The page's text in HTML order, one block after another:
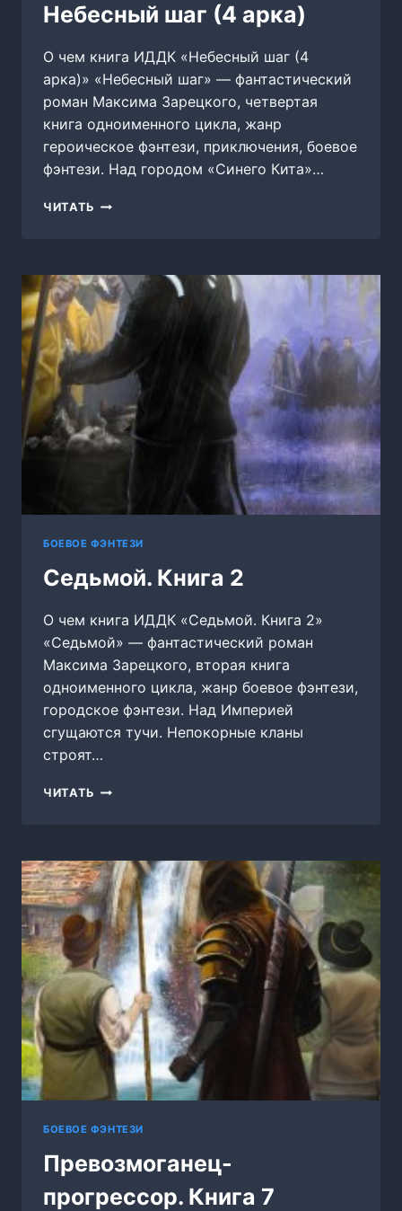
Небесный шаг (4 арка)
О чем книга ИДДК «Небесный шаг (4
арка)» «Небесный шаг» — фантастический
роман Максима Зарецкого, четвертая
книга одноименного цикла, жанр
героическое фэнтези, приключения, боевое
фэнтези. Над городом «Синего Кита»…
ЧИТАТЬ НЕБЕСНЫЙ
БОЕВОЕ ФЭНТЕЗИ
Седьмой. Книга 2
О чем книга ИДДК «Седьмой. Книга 2»
«Седьмой» — фантастический роман
Максима Зарецкого, вторая книга
одноименного цикла, жанр боевое фэнтези,
городское фэнтези. Над Империей
сгущаются тучи. Непокорные кланы
строят…
ЧИТАТЬ СЕДЬМОЙ.
БОЕВОЕ ФЭНТЕЗИ
Превозмоганец-
прогрессор. Книга 7